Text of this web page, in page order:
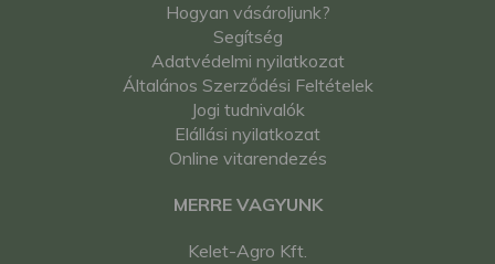
Hogyan vásároljunk?
Segítség
Adatvédelmi nyilatkozat
Általános Szerződési Feltételek
Jogi tudnivalók
Elállási nyilatkozat
Online vitarendezés
MERRE VAGYUNK
Kelet-Agro Kft.